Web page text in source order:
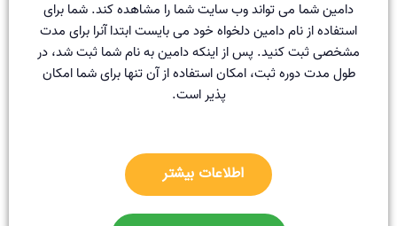
دامین شما می تواند وب سایت شما را مشاهده کند. شما برای
استفاده از نام دامین دلخواه خود می بایست ابتدا آنرا برای مدت
مشخصی ثبت کنید. پس از اینکه دامین به نام شما ثبت شد، در
طول مدت دوره ثبت، امکان استفاده از آن تنها برای شما امکان
پذیر است.
اطلاعات بیشتر